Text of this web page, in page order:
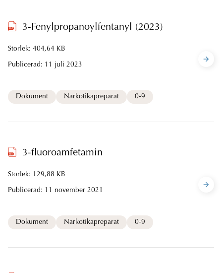
3-Fenylpropanoylfentanyl (2023)
Storlek: 404,64 KB
Publicerad: 11 juli 2023
Dokument Narkotikapreparat 0-9
3-fluoroamfetamin
Storlek: 129,88 KB
Publicerad: 11 november 2021
Dokument Narkotikapreparat 0-9